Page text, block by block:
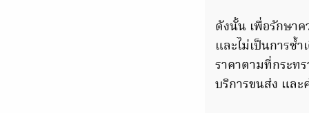
ดังนั้น เพื่อรักษาค
และไม่เป็นการซ้
ราคาตามที่กระท
บริการขนส่ง และ